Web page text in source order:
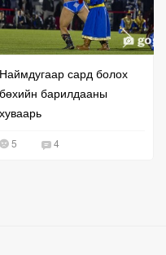
Наймдугаар сард болох
бөхийн барилдааны
хуваарь
5 4